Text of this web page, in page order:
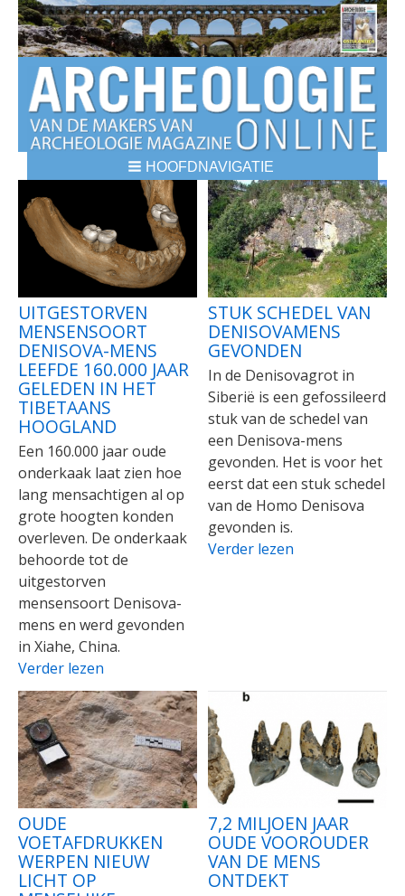
HOOFDNAVIGATIE
BREADCRUMBS
UITGESTORVEN
MENSENSOORT
DENISOVA-MENS
LEEFDE 160.000 JAAR
GELEDEN IN HET
TIBETAANS
HOOGLAND
Een 160.000 jaar oude
onderkaak laat zien hoe
lang mensachtigen al op
grote hoogten konden
overleven. De onderkaak
behoorde tot de
uitgestorven
mensensoort Denisova-
mens en werd gevonden
in Xiahe, China.
Verder lezen
STUK SCHEDEL VAN
DENISOVAMENS
GEVONDEN
In de Denisovagrot in
Siberië is een gefossileerd
stuk van de schedel van
een Denisova-mens
gevonden. Het is voor het
eerst dat een stuk schedel
van de Homo Denisova
gevonden is.
Verder lezen
OUDE
VOETAFDRUKKEN
WERPEN NIEUW
LICHT OP
7,2 MILJOEN JAAR
OUDE VOOROUDER
VAN DE MENS
ONTDEKT